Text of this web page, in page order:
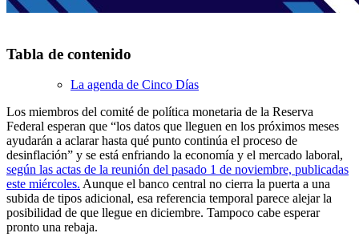
Tabla de contenido
La agenda de Cinco Días
Los miembros del comité de política monetaria de la Reserva
Federal esperan que “los datos que lleguen en los próximos meses
ayudarán a aclarar hasta qué punto continúa el proceso de
desinflación” y se está enfriando la economía y el mercado laboral,
según las actas de la reunión del pasado 1 de noviembre, publicadas
este miércoles. Aunque el banco central no cierra la puerta a una
subida de tipos adicional, esa referencia temporal parece alejar la
posibilidad de que llegue en diciembre. Tampoco cabe esperar
pronto una rebaja.